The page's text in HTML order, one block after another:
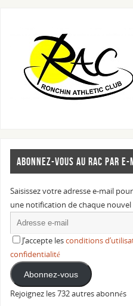
ABONNEZ-VOUS AU RAC PAR E-
Saisissez votre adresse e-mail
une notification de chaque nouvel
J’accepte lesconditions
confidentialité
Abonnez-vous
Rejoignez les 732 autres abonnés